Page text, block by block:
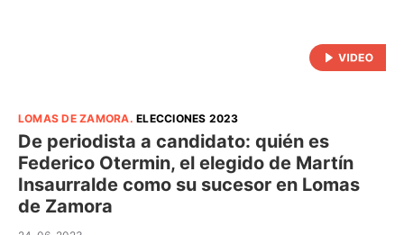
LOMAS DE ZAMORA.ELECCIONES 2023
De periodista a candidato: quién es
Federico Otermin, el elegido de Martín
Insaurralde como su sucesor en Lomas
de Zamora